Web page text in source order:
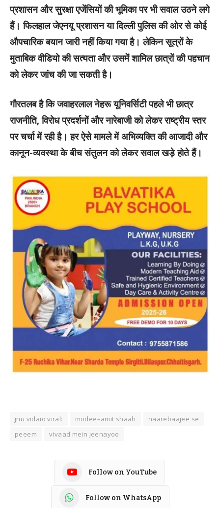
प्रशासन और सुरक्षा एजेंसियों की भूमिका पर भी सवाल उठने लगे
हैं। फिलहाल जेएनयू प्रशासन या दिल्ली पुलिस की ओर से कोई
औपचारिक बयान जारी नहीं किया गया है। लेकिन सूत्रों के
मुताबिक वीडियो की सत्यता और उसमें शामिल छात्रों की पहचान
को लेकर जांच की जा सकती है।
गौरतलब है कि जवाहरलाल नेहरू यूनिवर्सिटी पहले भी छात्र
राजनीति, विरोध प्रदर्शनों और नारेबाजी को लेकर राष्ट्रीय स्तर
पर चर्चा में रही है। हर ऐसे मामले में अभिव्यक्ति की आजादी और
कानून-व्यवस्था के बीच संतुलन को लेकर सवाल खड़े होते हैं।
jnu vidaio viral: modee–amit shaah
naarebaajee se
peeem
vivaad mein jeenayoo
Follow on YouTube
Follow on WhatsApp